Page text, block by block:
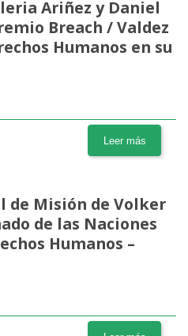
Ariñez y Daniel
Breach / Valdez
Humanos en su
Leer más
de Misión de Volker
de las Naciones
Humanos –